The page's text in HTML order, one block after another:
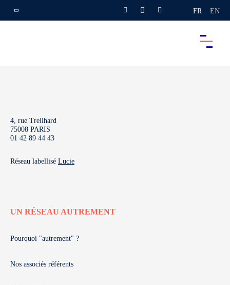
FR EN
4, rue Treilhard
75008 PARIS
01 42 89 44 43
Réseau labellisé Lucie
UN RÉSEAU AUTREMENT
Pourquoi "autrement" ?
Nos associés référents